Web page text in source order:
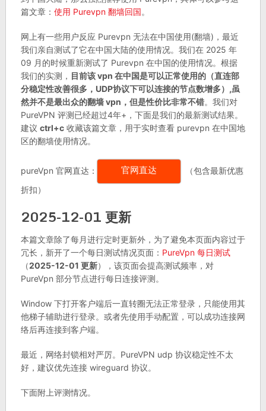
篇文章： 使用 Purevpn 翻墙回国。
网上有一些用户反应 Purevpn 无法在中国使用(翻墙)，最近
我们亲自测试了它在中国大陆的使用情况。我们在 2025 年
09 月的时候重新测试了 Purevpn 在中国的使用情况。根据
我们的实测， 目前该 vpn 在中国是可以正常使用的（直连部
分稳定性改善很多，UDP协议下可以连接的节点数增多）,虽
然并不是最出众的翻墙 vpn，但是性价比非常不错。我们对
PureVPN 评测已经超过4年+，下面是我们的最新测试结果。
建议 ctrl+c收藏该篇文章，用于实时查看 purevpn 在中国地
区的翻墙使用情况。
pureVpn 官网直达： 官网直达
（包含最新优惠
折扣）
2025-12-01 更新
本篇文章除了每月进行定时更新外，为了避免本页面内容过于
冗长，新开了一个每日测试情况页面： PureVpn 每日测试
（2025-12-01 更新），该页面会提高测试频率，对
PureVpn 部分节点进行每日连接评测。
Window 下打开客户端后一直转圈无法正常登录，只能使用其
他梯子辅助进行登录。或者先使用手动配置，可以成功连接网
络后再连接到客户端。
最近，网络封锁相对严厉。PureVPN udp 协议稳定性不太
好，建议优先连接 wireguard 协议。
下面附上评测情况。